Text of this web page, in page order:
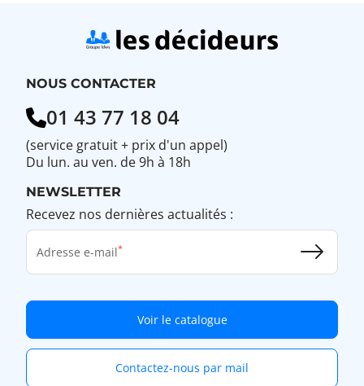
NOUS CONTACTER
01 43 77 18 04
(service gratuit + prix d'un appel)
Du lun. au ven. de 9h à 18h
NEWSLETTER
Recevez nos dernières actualités :
Adresse e-mail
Voir le catalogue
Contactez-nous par mail